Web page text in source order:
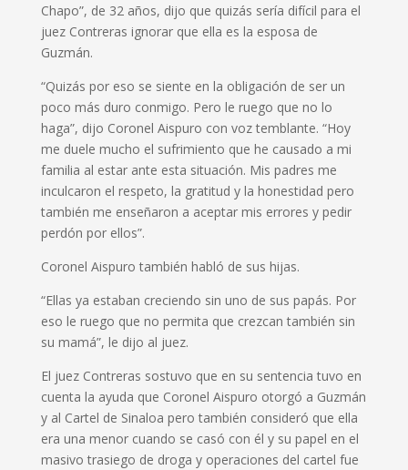
Chapo”, de 32 años, dijo que quizás sería difícil para el
juez Contreras ignorar que ella es la esposa de
Guzmán.
“Quizás por eso se siente en la obligación de ser un
poco más duro conmigo. Pero le ruego que no lo
haga”, dijo Coronel Aispuro con voz temblante. “Hoy
me duele mucho el sufrimiento que he causado a mi
familia al estar ante esta situación. Mis padres me
inculcaron el respeto, la gratitud y la honestidad pero
también me enseñaron a aceptar mis errores y pedir
perdón por ellos”.
Coronel Aispuro también habló de sus hijas.
“Ellas ya estaban creciendo sin uno de sus papás. Por
eso le ruego que no permita que crezcan también sin
su mamá”, le dijo al juez.
El juez Contreras sostuvo que en su sentencia tuvo en
cuenta la ayuda que Coronel Aispuro otorgó a Guzmán
y al Cartel de Sinaloa pero también consideró que ella
era una menor cuando se casó con él y su papel en el
masivo trasiego de droga y operaciones del cartel fue